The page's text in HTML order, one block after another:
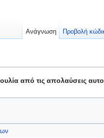
από τις απολαύσεις
Ανάγνωση Προβολή